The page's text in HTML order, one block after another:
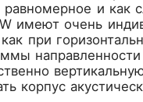
и как
имеют очень
при
корпус